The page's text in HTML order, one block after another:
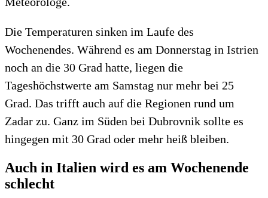
Die Temperaturen sinken im Laufe des
Wochenendes. Während es am Donnerstag in Istrien
noch an die 30 Grad hatte, liegen die
Tageshöchstwerte am Samstag nur mehr bei 25
Grad. Das trifft auch auf die Regionen rund um
Zadar zu. Ganz im Süden bei Dubrovnik sollte es
hingegen mit 30 Grad oder mehr heiß bleiben.
Auch in Italien wird es am Wochenende
schlecht